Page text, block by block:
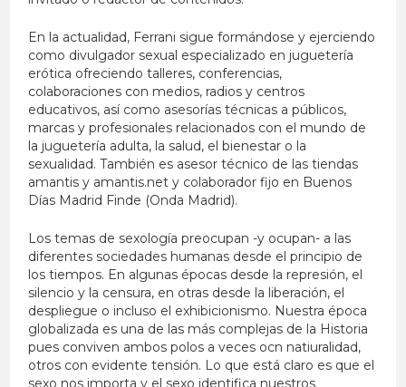
En la actualidad, Ferrani sigue formándose y ejerciendo
como divulgador sexual especializado en juguetería
erótica ofreciendo talleres, conferencias,
colaboraciones con medios, radios y centros
educativos, así como asesorías técnicas a públicos,
marcas y profesionales relacionados con el mundo de
la juguetería adulta, la salud, el bienestar o la
sexualidad. También es asesor técnico de las tiendas
amantis y amantis.net y colaborador fijo en Buenos
Días Madrid Finde (Onda Madrid).
Los temas de sexología preocupan -y ocupan- a las
diferentes sociedades humanas desde el principio de
los tiempos. En algunas épocas desde la represión, el
silencio y la censura, en otras desde la liberación, el
despliegue o incluso el exhibicionismo. Nuestra época
globalizada es una de las más complejas de la Historia
pues conviven ambos polos a veces ocn natiuralidad,
otros con evidente tensión. Lo que está claro es que el
sexo nos importa y el sexo identifica nuestros